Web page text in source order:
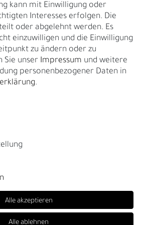
HÄNDLER
direkt an unser Service-Team.
93053 Regensburg, Nelkenweg 3b
kann mit Einwilligung oder
Interesses erfolgen. Die
oder abgelehnt werden. Es
einzuwilligen und die Einwilligung
zu ändern oder zu
Sie unser Impressum und weitere
personenbezogener Daten in
.
Alle akzeptieren
Alle ablehnen